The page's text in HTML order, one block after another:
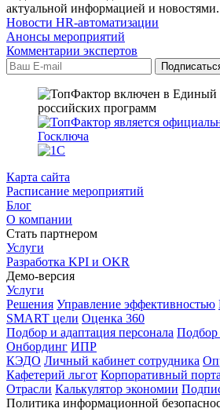
актуальной информацией и новостями.
Новости HR-автоматизации
Анонсы мероприятий
Комментарии экспертов
Карта сайта
Расписание мероприятий
Блог
О компании
Стать партнером
Услуги
Разработка KPI и OKR
Демо-версия
Услуги
Решения Управление эффективностью
SMART цели Оценка 360
Подбор и адаптация персонала Подбор
Онбординг ИПР
КЭДО Личный кабинет сотрудника
Кафетерий льгот Корпоративный
Отрасли Калькулятор экономии
Политика информационной